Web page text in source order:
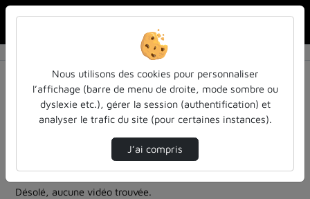
Résultats de la recherche
Filtres actifs (cliquer pour en retirer) :
les-rendez-vous-des-acteurs-de-la-fia
economie
les-rendez-vous-des-acteurs-de-la-fia
2 vidéos trouvées
Désolé, aucune vidéo trouvée.
Nous utilisons des cookies pour personnaliser
l’affichage (barre de menu de droite, mode sombre ou
dyslexie etc.), gérer la session (authentification) et
analyser le trafic du site (pour certaines instances).
J’ai compris